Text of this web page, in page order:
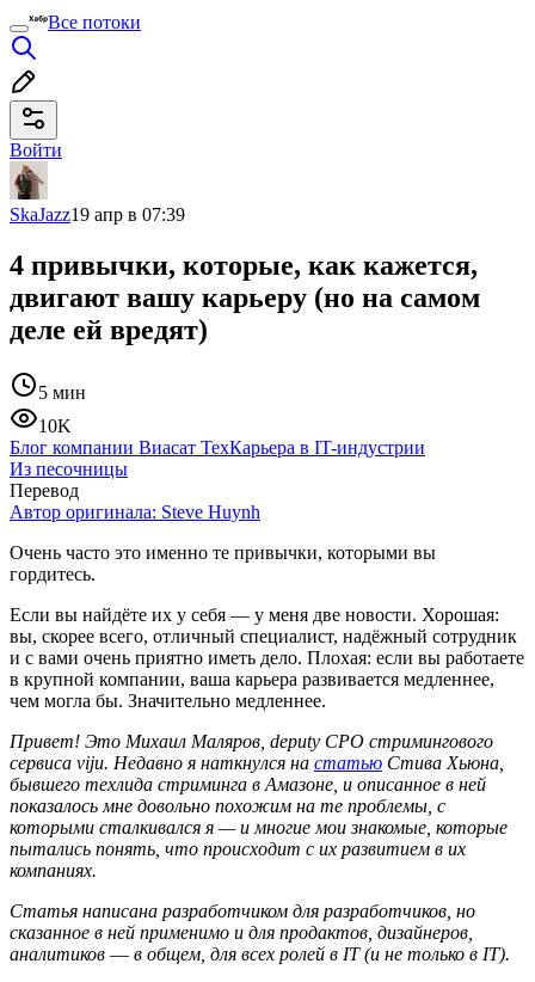
Все потоки
Войти
SkaJazz19 апр в 07:39
4 привычки, которые, как кажется,
двигают вашу карьеру (но на самом
деле ей вредят)
5 мин
10K
Блог компании Виасат ТехКарьера в IT-индустрии
Из песочницы
Перевод
Автор оригинала: Steve Huynh
Очень часто это именно те привычки, которыми вы
гордитесь.
Если вы найдёте их у себя — у меня две новости. Хорошая:
вы, скорее всего, отличный специалист, надёжный сотрудник
и с вами очень приятно иметь дело. Плохая: если вы работаете
в крупной компании, ваша карьера развивается медленнее,
чем могла бы. Значительно медленнее.
Привет! Это Михаил Маляров, deputy CPO стримингового
сервиса viju. Недавно я наткнулся на статью Стива Хьюна,
бывшего техлида стриминга в Амазоне, и описанное в ней
показалось мне довольно похожим на те проблемы, с
которыми сталкивался я — и многие мои знакомые, которые
пытались понять, что происходит с их развитием в их
компаниях.
Статья написана разработчиком для разработчиков, но
сказанное в ней применимо и для продактов, дизайнеров,
аналитиков — в общем, для всех ролей в IT (и не только в IT).